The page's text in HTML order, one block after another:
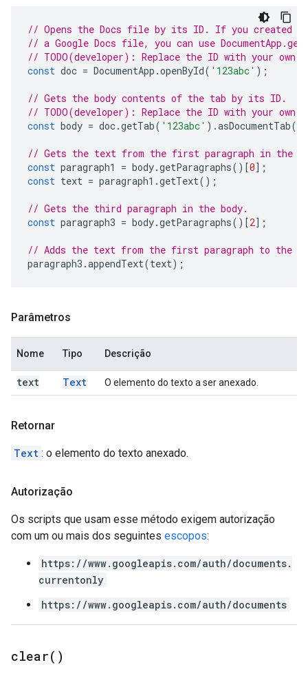
// Opens the Docs file by its ID. If you created
// a Google Docs file, you can use
// TODO(developer): Replace the ID with your own.
const doc = DocumentApp .openById( '123abc' );
// Gets the body contents of the tab by its ID.
// TODO(developer): Replace the ID with your own.
const body = doc.getTab( '123abc' ).asDocumentTab().
// Gets the text from the first paragraph in the
const paragraph1 = body.getParagraphs()[0];
const text = paragraph1 .getText();
// Gets the third paragraph in the body.
const paragraph3 = body.getParagraphs()[2];
// Adds the text from the first paragraph to the
paragraph3 .appendText(text);
Parâmetros
Nome Tipo Descrição
text Text O elemento do texto a ser anexado.
Retornar
Text : o elemento do texto anexado.
Autorização
Os scripts que usam esse método exigem autorização
com um ou mais dos seguintes escopos:
https://www.googleapis.com/auth/documents.
currentonly
https://www.googleapis.com/auth/documents
clear( )